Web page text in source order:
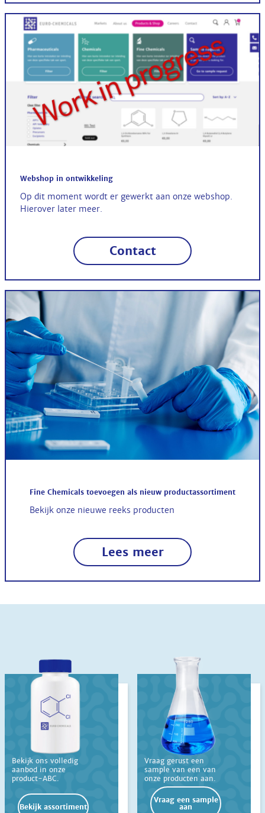
Webshop in ontwikkeling
Op dit moment wordt er gewerkt aan onze webshop.
Hierover later meer.
Contact
Fine Chemicals toevoegen als nieuw productassortiment
Bekijk onze nieuwe reeks producten
Lees meer
Bekijk ons volledig
aanbod in onze
product-ABC.
Bekijk assortiment
Vraag gerust een
sample van een van
onze producten aan.
Vraag een sample
aan